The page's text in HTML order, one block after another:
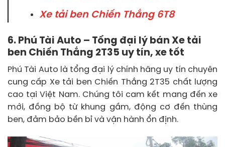
Xe tải ben Chiến Thắng 6T8
6. Phú Tài Auto – Tổng đại lý bán Xe tải
ben Chiến Thắng 2T35 uy tín, xe tốt
Phú Tài Auto là tổng đại lý chính hãng uy tín chuyên
cung cấp Xe tải ben Chiến Thắng 2T35 chất lượng
cao tại Việt Nam. Chúng tôi cam kết mang đến xe
mới, đồng bộ từ khung gầm, động cơ đến thùng
ben, đảm bảo bền bỉ và vận hành ổn định.